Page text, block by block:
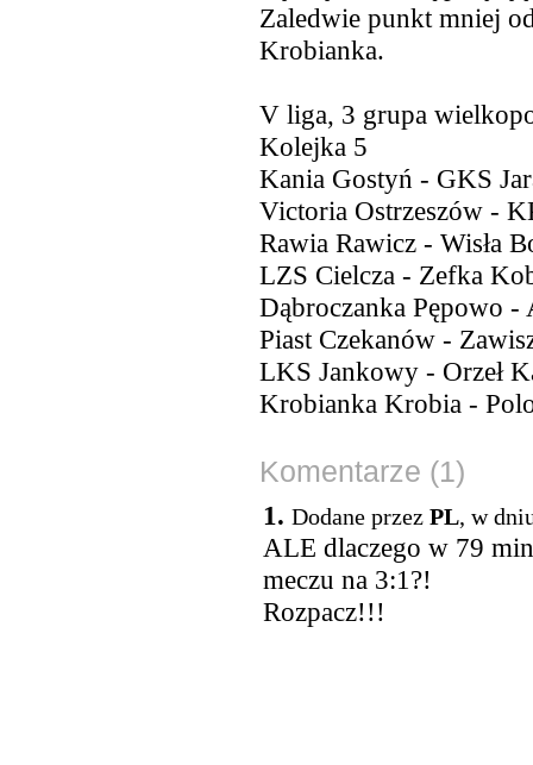
Zaledwie punkt mniej
Krobianka.
V liga, 3 grupa
Kolejka 5
Kania Gostyń - GKS
Victoria Ostrzeszów -
Rawia Rawicz - Wisła
LZS Cielcza - Zefka
Dąbroczanka Pępowo
Piast Czekanów -
LKS Jankowy - Orzeł
Krobianka Krobia -
Komentarze (1)
1. Dodane przez PL, w
ALE dlaczego w 79
meczu na 3:1?!
Rozpacz!!!